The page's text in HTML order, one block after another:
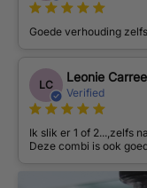
Goede verhouding
LC
Leonie Carree
Verified
Ik slik er 1 of 2...,zelfs
Deze combi is ook